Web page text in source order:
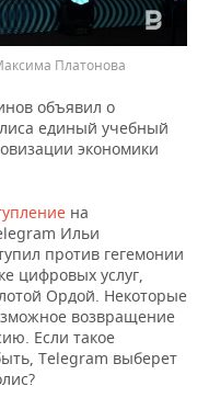
Платонова
объявил о
единый учебный
экономики
на
Ильи
против гегемонии
цифровых услуг,
Ордой. Некоторые
возвращение
Если такое
Telegram выберет